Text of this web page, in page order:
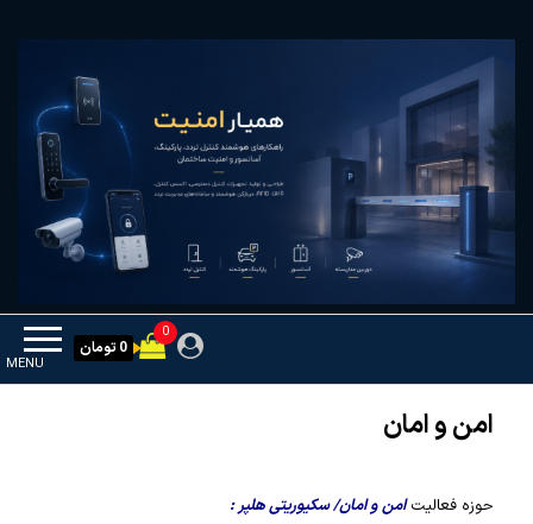
MENU
0
0 تومان
امن و امان
حوزه فعالیتامن و امان/ سکیوریتی هلپر :